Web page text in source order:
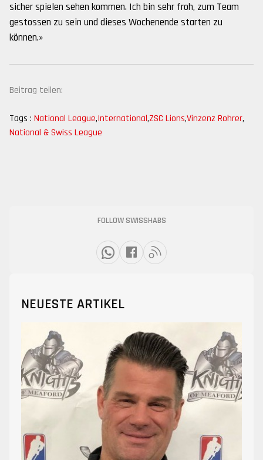
sicher spielen sehen kommen. Ich bin sehr froh, zum Team
gestossen zu sein und dieses Wochenende starten zu
können.»
Beitrag teilen:
Tags : National League,International,ZSC Lions,Vinzenz Rohrer,
National & Swiss League
FOLLOW SWISSHABS
NEUESTE ARTIKEL